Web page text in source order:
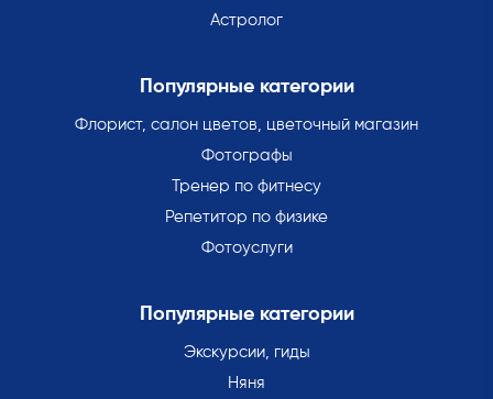
Астролог
Популярные категории
Флорист, салон цветов, цветочный магазин
Фотографы
Тренер по фитнесу
Репетитор по физике
Фотоуслуги
Популярные категории
Экскурсии, гиды
Няня